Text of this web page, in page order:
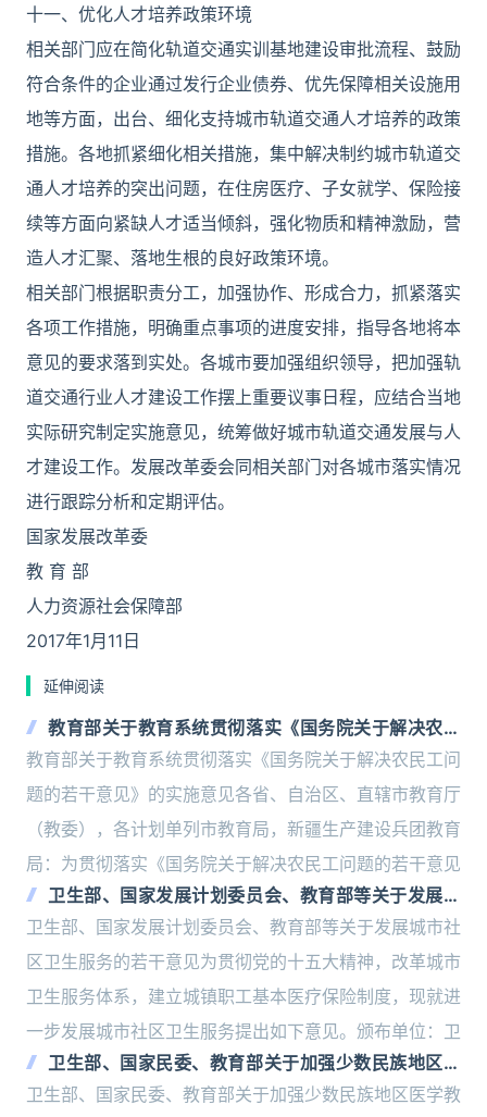
十一、优化人才培养政策环境
相关部门应在简化轨道交通实训基地建设审批流程、鼓励
符合条件的企业通过发行企业债券、优先保障相关设施用
地等方面，出台、细化支持城市轨道交通人才培养的政策
措施。各地抓紧细化相关措施，集中解决制约城市轨道交
通人才培养的突出问题，在住房医疗、子女就学、保险接
续等方面向紧缺人才适当倾斜，强化物质和精神激励，营
造人才汇聚、落地生根的良好政策环境。
相关部门根据职责分工，加强协作、形成合力，抓紧落实
各项工作措施，明确重点事项的进度安排，指导各地将本
意见的要求落到实处。各城市要加强组织领导，把加强轨
道交通行业人才建设工作摆上重要议事日程，应结合当地
实际研究制定实施意见，统筹做好城市轨道交通发展与人
才建设工作。发展改革委会同相关部门对各城市落实情况
进行跟踪分析和定期评估。
国家发展改革委
教 育 部
人力资源社会保障部
2017年1月11日
延伸阅读
教育部关于教育系统贯彻落实《国务院关于解决农民
工问题的若干意见》的实施意见
教育部关于教育系统贯彻落实《国务院关于解决农民工问
题的若干意见》的实施意见各省、自治区、直辖市教育厅
（教委），各计划单列市教育局，新疆生产建设兵团教育
局：为贯彻落实《国务院关于解决农民工问题的若干意见
卫生部、国家发展计划委员会、教育部等关于发展城
市社区卫生服务的若干意见
卫生部、国家发展计划委员会、教育部等关于发展城市社
区卫生服务的若干意见为贯彻党的十五大精神，改革城市
卫生服务体系，建立城镇职工基本医疗保险制度，现就进
一步发展城市社区卫生服务提出如下意见。颁布单位：卫
卫生部、国家民委、教育部关于加强少数民族地区医
学教育工作的意见
卫生部、国家民委、教育部关于加强少数民族地区医学教